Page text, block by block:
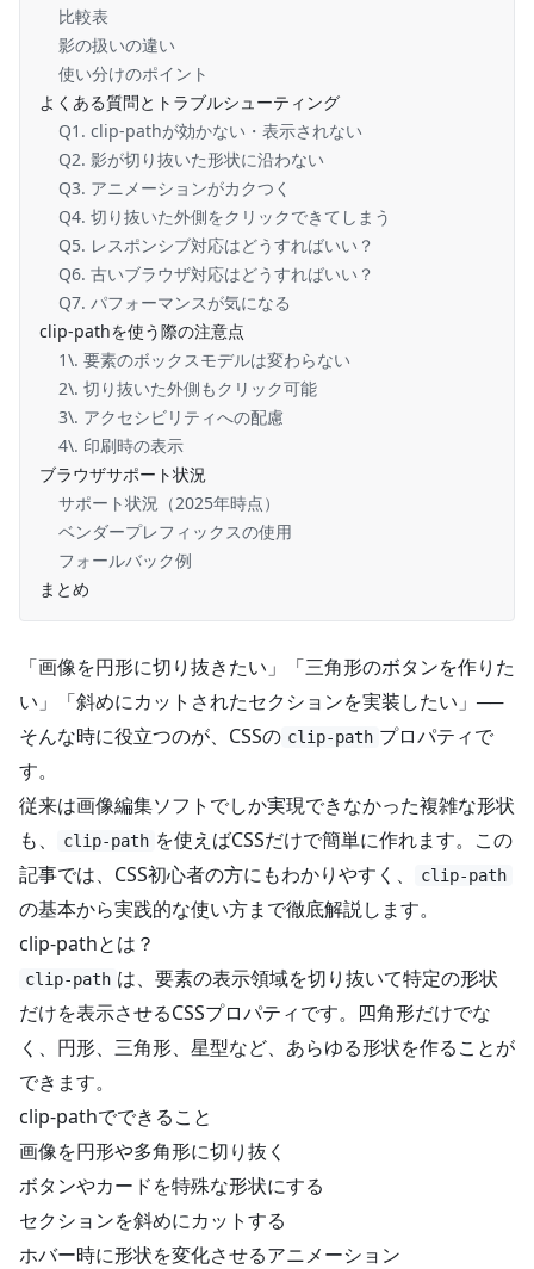
比較表
影の扱いの違い
使い分けのポイント
よくある質問とトラブルシューティング
Q1. clip-pathが効かない・表示されない
Q2. 影が切り抜いた形状に沿わない
Q3. アニメーションがカクつく
Q4. 切り抜いた外側をクリックできてしまう
Q5. レスポンシブ対応はどうすればいい？
Q6. 古いブラウザ対応はどうすればいい？
Q7. パフォーマンスが気になる
clip-pathを使う際の注意点
1\. 要素のボックスモデルは変わらない
2\. 切り抜いた外側もクリック可能
3\. アクセシビリティへの配慮
4\. 印刷時の表示
ブラウザサポート状況
サポート状況（2025年時点）
ベンダープレフィックスの使用
フォールバック例
まとめ
「画像を円形に切り抜きたい」「三角形のボタンを作りた
い」「斜めにカットされたセクションを実装したい」──
そんな時に役立つのが、CSSの clip-path プロパティで
す。
従来は画像編集ソフトでしか実現できなかった複雑な形状
も、
clip-path を使えばCSSだけで簡単に作れます。この
記事では、CSS初心者の方にもわかりやすく、
clip-path
の基本から実践的な使い方まで徹底解説します。
clip-pathとは？
clip-path は、要素の表示領域を切り抜いて特定の形状
だけを表示させるCSSプロパティです。四角形だけでな
く、円形、三角形、星型など、あらゆる形状を作ることが
できます。
clip-pathでできること
画像を円形や多角形に切り抜く
ボタンやカードを特殊な形状にする
セクションを斜めにカットする
ホバー時に形状を変化させるアニメーション